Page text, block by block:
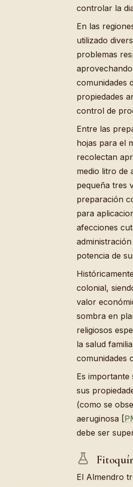
controlar la
En las
utilizado
problemas
comunidades
propiedades
control de
Entre las
hojas para el
recolectan
medio litro de
pequeña tres
preparación
para
afecciones
potencia de
colonial,
valor
sombra en
religiosos
la salud
comunidades
Es importante
sus
(como se
aeruginosa [
debe ser
El Almendro